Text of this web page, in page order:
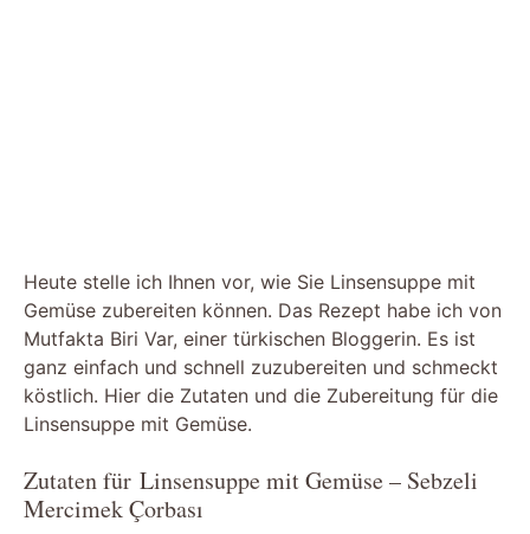
Heute stelle ich Ihnen vor, wie Sie Linsensuppe mit
Gemüse zubereiten können. Das Rezept habe ich von
Mutfakta Biri Var, einer türkischen Bloggerin. Es ist
ganz einfach und schnell zuzubereiten und schmeckt
köstlich. Hier die Zutaten und die Zubereitung für die
Linsensuppe mit Gemüse.
Zutaten für Linsensuppe mit Gemüse – Sebzeli
Mercimek Çorbası